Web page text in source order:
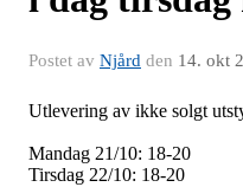
Postet av Njård den 14. okt
Utlevering av ikke solgt
Mandag 21/10: 18-20
Tirsdag 22/10: 18-20